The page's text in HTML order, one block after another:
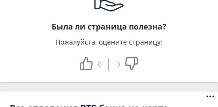
Была ли страница полезна?
Пожалуйста, оцените страницу:
0 0